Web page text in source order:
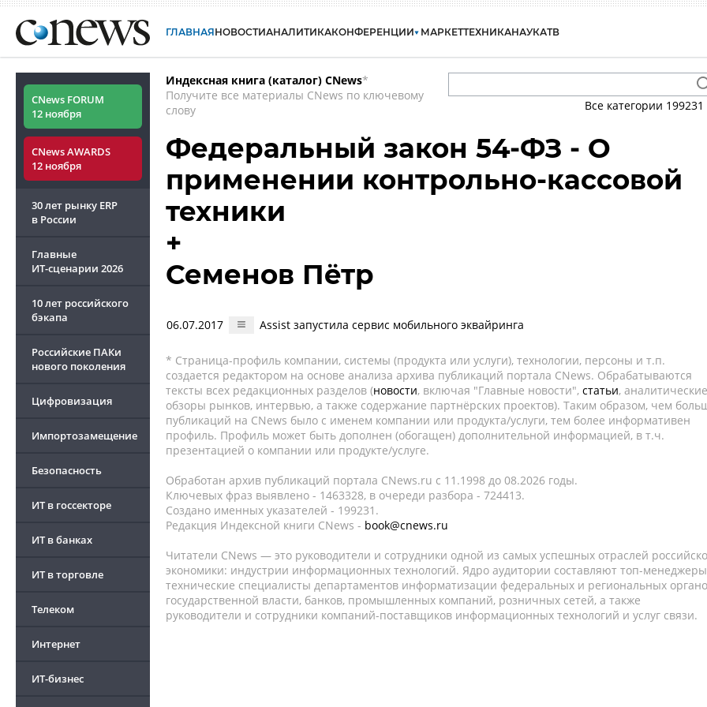
ГЛАВНАЯНОВОСТИАНАЛИТИКАКОНФЕРЕНЦИИ МАРКЕТТЕХНИКАНАУКАТВ
CNews FORUM
12 ноября
CNews AWARDS
12 ноября
30 лет рынку ERP
в России
Главные
ИТ-сценарии 2026
10 лет российского
бэкапа
Российские ПАКи
нового поколения
Цифровизация
Импортозамещение
Безопасность
ИТ в госсекторе
ИТ в банках
ИТ в торговле
Телеком
Интернет
ИТ-бизнес
Индексная книга (каталог) CNews*
Получите все материалы CNews по ключевому
слову
Все категории 199231
Федеральный закон 54-ФЗ - О
применении контрольно-кассовой
техники
+
Семенов Пётр
06.07.2017 Assist запустила сервис мобильного эквайринга
* Страница-профиль компании, системы (продукта или услуги), технологии, персоны и т.п.
создается редактором на основе анализа архива публикаций портала CNews. Обрабатываются
тексты всех редакционных разделов (новости, включая "Главные новости", статьи, аналитические
обзоры рынков, интервью, а также содержание партнёрских проектов). Таким образом, чем
публикаций на CNews было с именем компании или продукта/услуги, тем более информативен
профиль. Профиль может быть дополнен (обогащен) дополнительной информацией, в т.ч.
презентацией о компании или продукте/услуге.
Обработан архив публикаций портала CNews.ru c 11.1998 до 08.2026 годы.
Ключевых фраз выявлено - 1463328, в очереди разбора - 724413.
Создано именных указателей - 199231.
Редакция Индексной книги CNews - book@cnews.ru
Читатели CNews — это руководители и сотрудники одной из самых успешных отраслей
экономики: индустрии информационных технологий. Ядро аудитории составляют топ-
технические специалисты департаментов информатизации федеральных и региональных
государственной власти, банков, промышленных компаний, розничных сетей, а также
руководители и сотрудники компаний-поставщиков информационных технологий и услуг связи.